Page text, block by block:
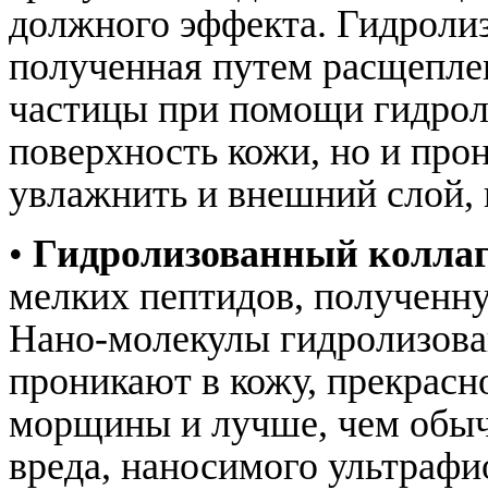
должного эффекта.
полученная путем
частицы при помощи
поверхность кожи, но и
увлажнить и внешний
• Гидролизованный
мелких пептидов,
Нано-молекулы
проникают в кожу,
морщины и лучше, чем
вреда, наносимого